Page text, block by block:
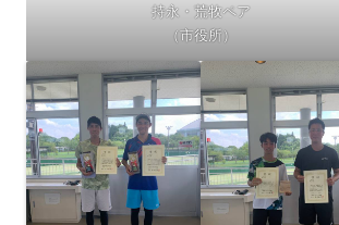
持永・荒牧ペア
（市役所）